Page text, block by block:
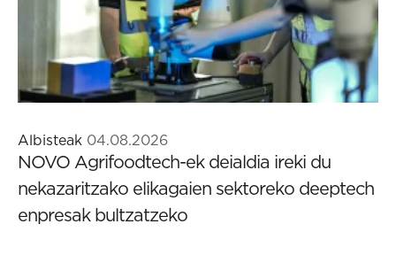
Albisteak 04.08.2026
NOVO Agrifoodtech-ek deialdia ireki du
nekazaritzako elikagaien sektoreko deeptech
enpresak bultzatzeko